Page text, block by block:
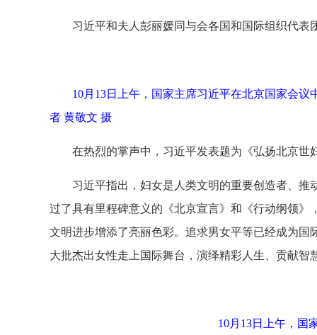
习近平和夫人彭丽媛同与会各国和国际组织代表
10月13日上午，国家主席习近平在北京国家会
者 黄敬文 摄
在热烈的掌声中，习近平发表题为《弘扬北京
习近平指出，妇女是人类文明的重要创造者、
过了具有里程碑意义的《北京宣言》和《行动纲领
文明进步增添了亮丽色彩。追求男女平等已经成为
大批杰出女性走上国际舞台，演绎精彩人生、贡献智
10月13日上午，国